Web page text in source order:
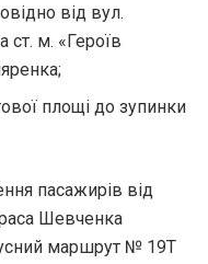
від вул.
ст. м. «Героїв
площі до зупинки
пасажирів від
Шевченка
маршрут № 19Т